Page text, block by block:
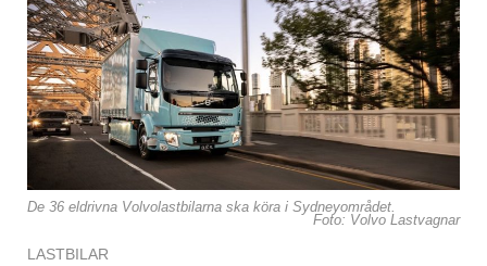
De 36 eldrivna Volvolastbilarna ska köra i Sydneyområdet.
Foto: Volvo Lastvagnar
LASTBILAR